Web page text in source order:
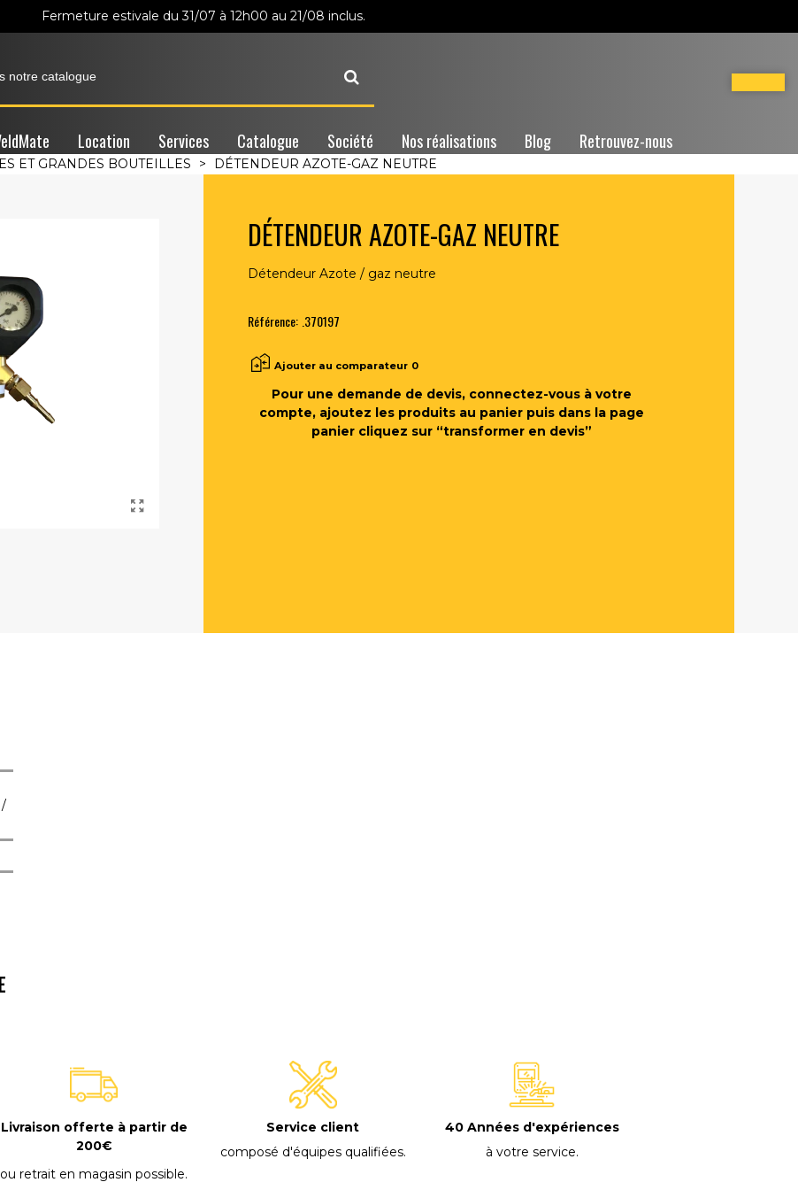
Fermeture estivale du 31/07 à 12h00 au 21/08 inclus.
Location Services Catalogue Société Nos réalisations Blog Retrouvez-nous
ET GRANDES BOUTEILLES > DÉTENDEUR AZOTE-GAZ NEUTRE
DÉTENDEUR AZOTE-GAZ NEUTRE
Détendeur Azote / gaz neutre
Référence: .370197
Ajouter au comparateur 0
Pour une demande de devis, connectez-vous à votre
compte, ajoutez les produits au panier puis dans la page
panier cliquez sur “transformer en devis”
/
Livraison offerte à partir de
200€
ou retrait en magasin possible.
Service client
composé d'équipes qualifiées.
40 Années d'expériences
à votre service.